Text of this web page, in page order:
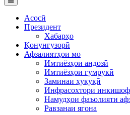
Асосӣ
Президент
Хабарҳо
Қонунгузорӣ
Афзалиятҳои мо
Имтиёзҳои андозӣ
Имтиёзҳои гумрукӣ
Заминаи ҳуқуқӣ
Инфрасохтори
Намудҳои фаъолияти
Равзанаи ягона